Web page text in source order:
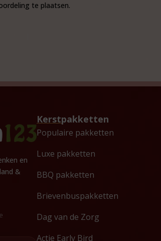
te plaatsen.
en
&
Kerstpakketten
Populaire pakketten
Luxe pakketten
BBQ pakketten
Brievenbuspakketten
Dag van de Zorg
Actie Early Bird